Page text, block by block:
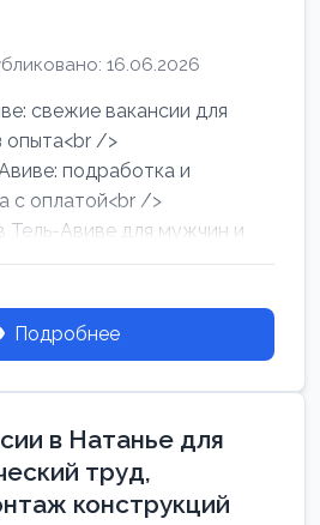
16.06.2026
свежие вакансии для
опыта<br />
подработка и
с оплатой<br />
Тель-Авиве для мужчин и
Подробнее
в Натанье для
труд,
конструкций